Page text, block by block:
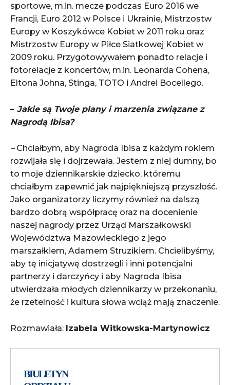
sportowe, m.in. mecze podczas Euro 2016 we
Francji, Euro 2012 w Polsce i Ukrainie, Mistrzostw
Europy w Koszykówce Kobiet w 2011 roku oraz
Mistrzostw Europy w Piłce Siatkowej Kobiet w
2009 roku. Przygotowywałem ponadto relacje i
fotorelacje z koncertów, m.in. Leonarda Cohena,
Eltona Johna, Stinga, TOTO i Andrei Bocellego.
– Jakie są Twoje plany i marzenia związane z
Nagrodą Ibisa?
–Chciałbym, aby Nagroda Ibisa z każdym rokiem
rozwijała się i dojrzewała. Jestem z niej dumny, bo
to moje dziennikarskie dziecko, któremu
chciałbym zapewnić jak najpiękniejszą przyszłość.
Jako organizatorzy liczymy również na dalszą
bardzo dobrą współpracę oraz na docenienie
naszej nagrody przez Urząd Marszałkowski
Województwa Mazowieckiego z jego
marszałkiem, Adamem Struzikiem. Chcielibyśmy,
aby tę inicjatywę dostrzegli i inni potencjalni
partnerzy i darczyńcy i aby Nagroda Ibisa
utwierdzała młodych dziennikarzy w przekonaniu,
że rzetelność i kultura słowa wciąż mają znaczenie.
Rozmawiała: Izabela Witkowska-Martynowicz
BIULETYN